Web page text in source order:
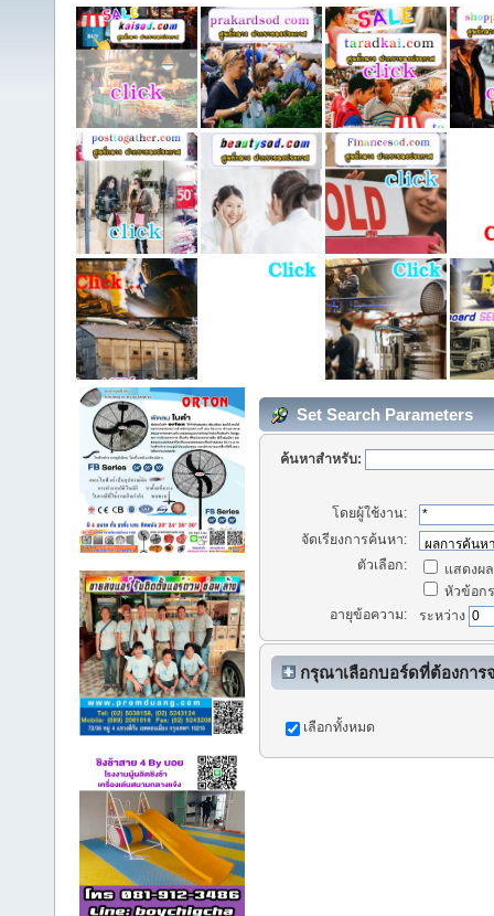
Set Search Parameters
ค้นหาสำหรับ:
โดยผู้ใช้งาน:
จัดเรียงการค้นหา:
ตัวเลือก:
แสดงผ
หัวข้อก
อายุข้อความ:
ระหว่าง
กรุณาเลือกบอร์ดที่ต้องกา
เลือกทั้งหมด